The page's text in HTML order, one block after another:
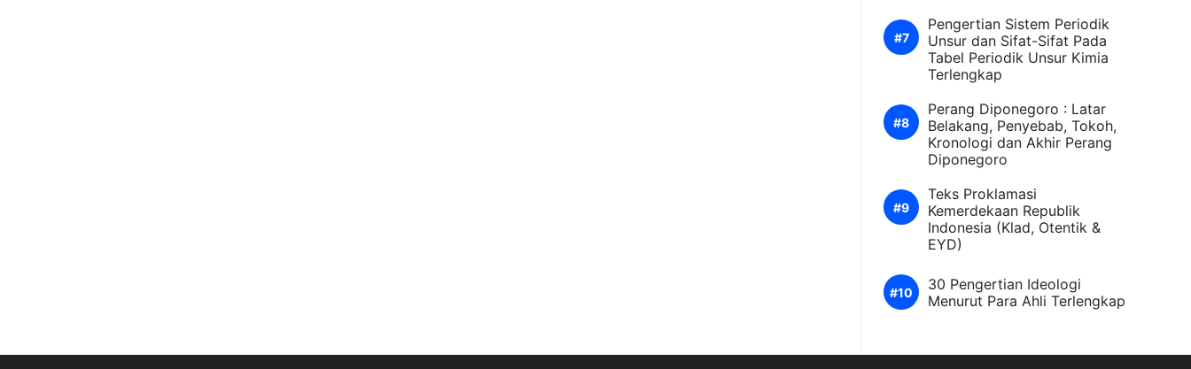
Pengertian Sistem Periodik
Unsur dan Sifat-Sifat Pada
Tabel Periodik Unsur Kimia
Terlengkap
Perang Diponegoro : Latar
Belakang, Penyebab, Tokoh,
Kronologi dan Akhir Perang
Diponegoro
Teks Proklamasi
Kemerdekaan Republik
Indonesia (Klad, Otentik &
EYD)
30 Pengertian Ideologi
Menurut Para Ahli Terlengkap